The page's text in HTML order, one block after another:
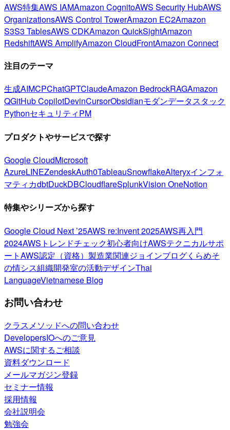
AWS特集AWS IAMAmazon CognitoAWS Security HubAWS
OrganizationsAWS Control TowerAmazon EC2Amazon
S3S3 TablesAWS CDKAmazon QuickSightAmazon
RedshiftAWS AmplifyAmazon CloudFrontAmazon Connect
注目のテーマ
生成AIMCPChatGPTClaudeAmazon BedrockRAGAmazon
QGitHub CopilotDevinCursorObsidianモダンデータスタック
PythonセキュリティPM
プロダクトやサービスで探す
Google CloudMicrosoft
AzureLINEZendeskAuth0TableauSnowflakeAlteryxインフォ
マティカdbtDuckDBCloudflareSplunkVision OneNotion
特集やシリーズから探す
Google Cloud Next ’25AWS re:Invent 2025AWS再入門
2024AWSトレンドチェック初心者向けAWSテクニカルサポ
ートAWS認定（資格） 製造業関連ジョインブログくらめそ
の情シス組織開発室の活動デザインThai
LanguageVietnamese Blog
お問い合わせ
クラスメソッドへの問い合わせ
DevelopersIOへのご意見
AWSに関するご相談
資料ダウンロード
メールマガジン登録
セミナー情報
採用情報
会社説明会
勉強会